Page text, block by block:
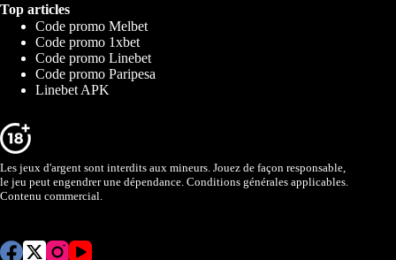
Top articles
Code promo Melbet
Code promo 1xbet
Code promo Linebet
Code promo Paripesa
Linebet APK
Les jeux d'argent sont interdits aux mineurs. Jouez de façon responsable,
le jeu peut engendrer une dépendance. Conditions générales applicables.
Contenu commercial.